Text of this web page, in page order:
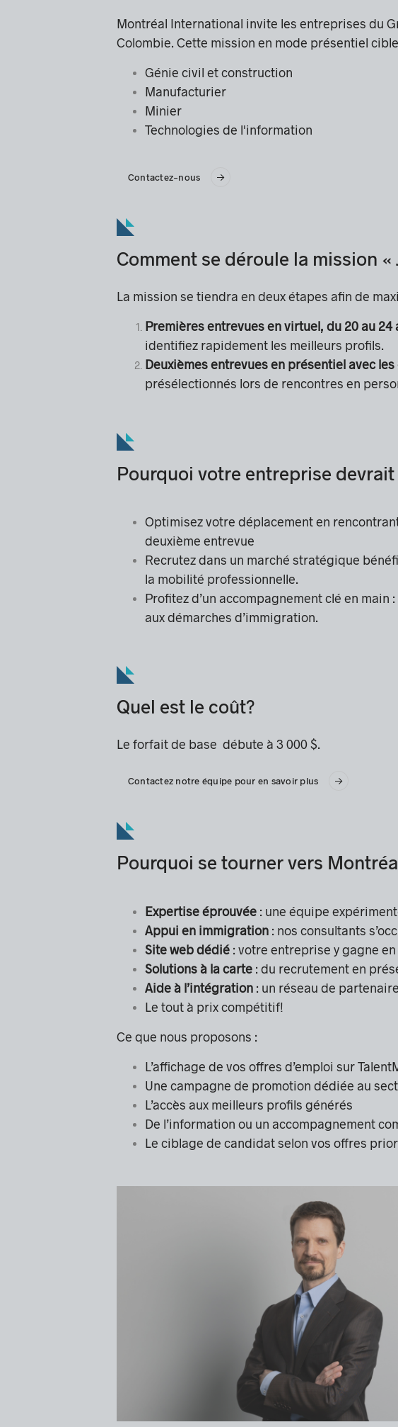
Montréal International invite les entreprises du
Colombie. Cette mission en mode présentiel
Génie civil et construction
Manufacturier
Minier
Technologies de l'information
Contactez-nous
Comment se déroule la mission
La mission se tiendra en deux étapes afin de
Premières entrevues en virtuel, du 20 au 24
identifiez rapidement les meilleurs profils.
Deuxièmes entrevues en présentiel avec
présélectionnés lors de rencontres en
Pourquoi votre entreprise
Optimisez votre déplacement en
deuxième entrevue
Recrutez dans un marché stratégique
la mobilité professionnelle.
Profitez d’un accompagnement clé en
aux démarches d’immigration.
Quel est le coût?
Le forfait de base débute à 3 000 $.
Contactez notre équipe pour en savoir plus
Pourquoi se tourner vers
Expertise éprouvée: une équipe
Appui en immigration: nos consultants
Site web dédié: votre entreprise y gagne
Solutions à la carte: du recrutement en
Aide à l’intégration: un réseau de
Le tout à prix compétitif!
Ce que nous proposons :
L’affichage de vos offres d’emploi sur
Une campagne de promotion dédiée au
L’accès aux meilleurs profils générés
De l’information ou un accompagnement
Le ciblage de candidat selon vos offres